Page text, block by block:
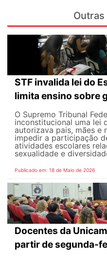
STF invalida lei do
limita ensino sobre
O Supremo Tribunal
inconstitucional uma lei
autorizava pais, mães e
impedir a participação
atividades escolares
sexualidade e
Publicado em: 18 de Maio de 2026
Docentes da
partir de segunda-